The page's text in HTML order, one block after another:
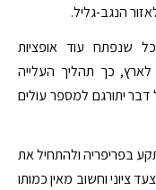
הנגב-גליל.
שנפתח עוד אופציות
לארץ, כך תהליך העלייה
דבר יתורגם למספר עולים
בפריפריה ולהתחיל את
ציוני וחשוב מאין כמותו